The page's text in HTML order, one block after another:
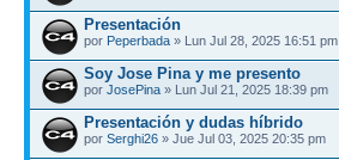
Presentación
por Peperbada » Lun Jul 28, 2025 16:51 pm
Soy Jose Pina y me presento
por JosePina » Lun Jul 21, 2025 18:39 pm
Presentación y dudas híbrido
por Serghi26 » Jue Jul 03, 2025 20:35 pm